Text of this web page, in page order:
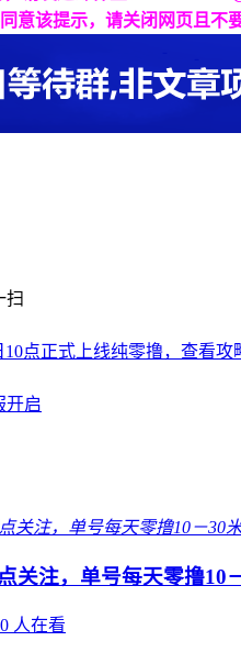
意该提示，请关闭网页且不
10点正式上线纯零撸，查看攻
开启
关注，单号每天零撸10
人在看